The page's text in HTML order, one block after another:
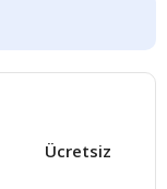
Ücretsiz